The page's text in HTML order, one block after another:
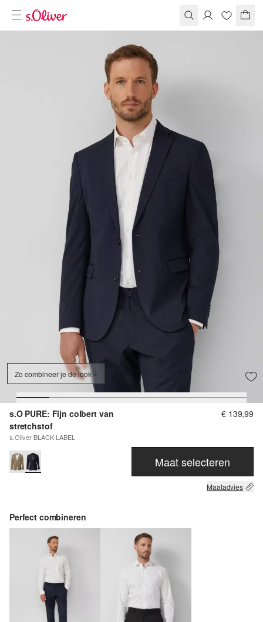
Zo combineer je de look
s.O PURE: Fijn colbert van
stretchstof
s.Oliver BLACK LABEL
€ 139,99
Maat selecteren
Maatadvies
Perfect combineren